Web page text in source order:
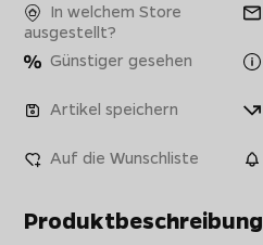
In welchem Store
ausgestellt?
Günstiger gesehen
Artikel speichern
Auf die Wunschliste
Produktbeschreibung